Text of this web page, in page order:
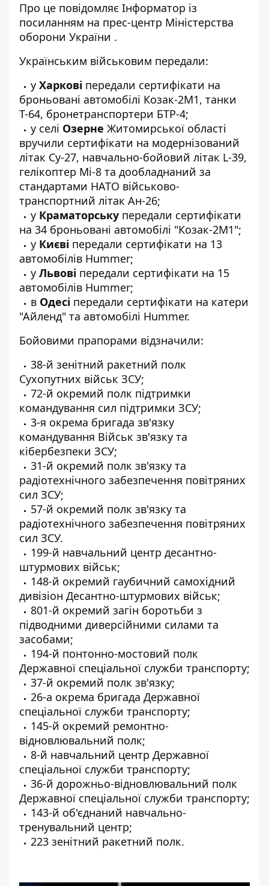
Про це повідомляє Інформатор із
посиланням на прес-центр Міністерства
оборони України .
Українським військовим передали:
у Харкові передали сертифікати на
броньовані автомобілі Козак-2М1, танки
Т-64, бронетранспортери БТР-4;
у селі Озерне Житомирської області
вручили сертифікати на модернізований
літак Су-27, навчально-бойовий літак L-39,
гелікоптер Мі-8 та дообладнаний за
стандартами НАТО військово-
транспортний літак Ан-26;
у Краматорську передали сертифікати
на 34 броньовані автомобілі "Козак-2М1";
у Києві передали сертифікати на 13
автомобілів Hummer;
у Львові передали сертифікати на 15
автомобілів Hummer;
в Одесі передали сертифікати на катери
"Айленд" та автомобілі Hummer.
Бойовими прапорами відзначили:
38-й зенітний ракетний полк
Сухопутних військ ЗСУ;
72-й окремий полк підтримки
командування сил підтримки ЗСУ;
3-я окрема бригада зв'язку
командування Військ зв'язку та
кібербезпеки ЗСУ;
31-й окремий полк зв'язку та
радіотехнічного забезпечення повітряних
сил ЗСУ;
57-й окремий полк зв'язку та
радіотехнічного забезпечення повітряних
сил ЗСУ.
199-й навчальний центр десантно-
штурмових військ;
148-й окремий гаубичний самохідний
дивізіон Десантно-штурмових військ;
801-й окремий загін боротьби з
підводними диверсійними силами та
засобами;
194-й понтонно-мостовий полк
Державної спеціальної служби транспорту;
37-й окремий полк зв'язку;
26-а окрема бригада Державної
спеціальної служби транспорту;
145-й окремий ремонтно-
відновлювальний полк;
8-й навчальний центр Державної
спеціальної служби транспорту;
36-й дорожньо-відновлювальний полк
Державної спеціальної служби транспорту;
143-й об'єднаний навчально-
тренувальний центр;
223 зенітний ракетний полк.